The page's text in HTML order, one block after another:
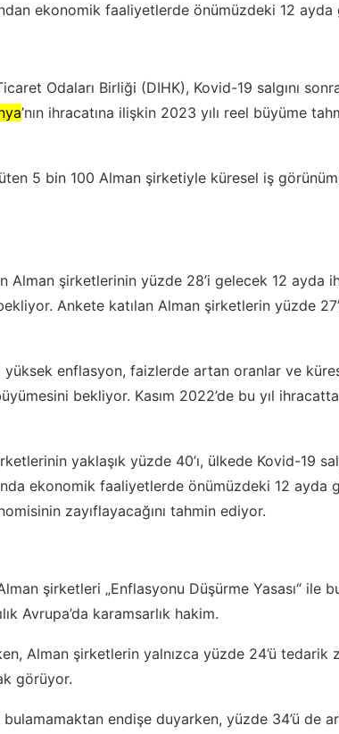
ekonomik faaliyetlerde önümüzdeki 12
Odaları Birliği (DIHK), Kovid-19 salgını
’nın ihracatına ilişkin 2023 yılı reel büyüme
5 bin 100 Alman şirketiyle küresel iş
Alman şirketlerinin yüzde 28’i gelecek 12 ayda
Ankete katılan Alman şirketlerin yüzde
yüksek enflasyon, faizlerde artan oranlar ve
bekliyor. Kasım 2022’de bu yıl
yaklaşık yüzde 40’ı, ülkede Kovid-19
ekonomik faaliyetlerde önümüzdeki 12
zayıflayacağını tahmin ediyor.
şirketleri „Enflasyonu Düşürme Yasası“ ile
Avrupa’da karamsarlık hakim.
Alman şirketlerin yalnızca yüzde 24’ü tedarik
görüyor.
endişe duyarken, yüzde 34’ü de